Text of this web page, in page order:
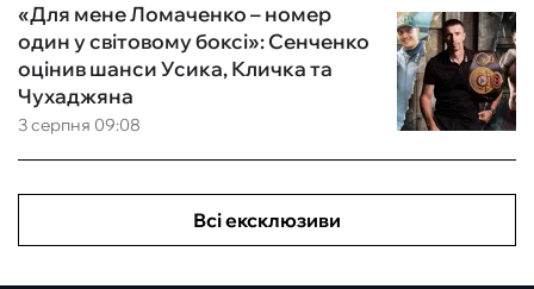
3 серпня 09:08
«Для мене Ломаченко – номер
один у світовому боксі»: Сенченко
оцінив шанси Усика, Кличка та
Чухаджяна
Всі ексклюзиви